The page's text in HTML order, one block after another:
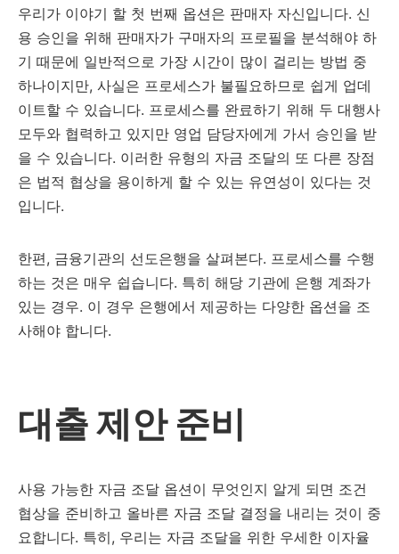
우리가 이야기 할 첫 번째 옵션은 판매자 자신입니다. 신
용 승인을 위해 판매자가 구매자의 프로필을 분석해야 하
기 때문에 일반적으로 가장 시간이 많이 걸리는 방법 중
하나이지만, 사실은 프로세스가 불필요하므로 쉽게 업데
이트할 수 있습니다. 프로세스를 완료하기 위해 두 대행사
모두와 협력하고 있지만 영업 담당자에게 가서 승인을 받
을 수 있습니다. 이러한 유형의 자금 조달의 또 다른 장점
은 법적 협상을 용이하게 할 수 있는 유연성이 있다는 것
입니다.
한편, 금융기관의 선도은행을 살펴본다. 프로세스를 수행
하는 것은 매우 쉽습니다. 특히 해당 기관에 은행 계좌가
있는 경우. 이 경우 은행에서 제공하는 다양한 옵션을 조
사해야 합니다.
대출 제안 준비
사용 가능한 자금 조달 옵션이 무엇인지 알게 되면 조건
협상을 준비하고 올바른 자금 조달 결정을 내리는 것이 중
요합니다. 특히, 우리는 자금 조달을 위한 우세한 이자율